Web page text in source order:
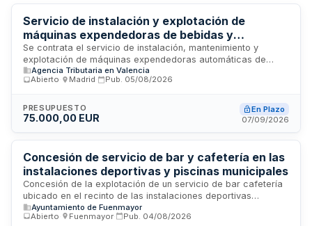
Servicio de instalación y explotación de
máquinas expendedoras de bebidas y
alimentos en centros de la Agencia Estatal de
Administración Tributaria de Alicante y
Castellón
Se contrata el servicio de instalación, mantenimiento y
explotación de máquinas expendedoras automáticas de
bebidas y alimentos en los edificios y centros de trabajo de
la Agencia Estatal de Administración Tributaria ubicados en
dirigido al personal destinado en dichos centros,
trabajadores de empresas externas y usuarios autorizados.
reposición de productos, mantenimiento técnico, retirada de
máquinas al finalizar el contrato y cumplimiento de la
normativa de protección de datos y seguridad alimentaria.
Agencia Tributaria en Valencia
Abierto
Madrid Pub. 05/08/2026
PRESUPUESTO
75.000,00 EUR
En Plazo
07/09/2026
Concesión de servicio de bar y cafetería en las
instalaciones deportivas y piscinas municipales
Concesión de la explotación de un servicio de bar cafetería
ubicado en el recinto de las instalaciones deportivas
municipales, que incluye la prestación de servicios de
cafetería, gestión de bar y servicios de limpieza. La
Ayuntamiento de Fuenmayor
Abierto
Fuenmayor Pub. 04/08/2026